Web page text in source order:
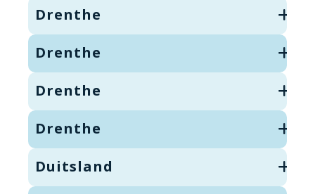
Drenthe
Drenthe
Drenthe
Drenthe
Duitsland